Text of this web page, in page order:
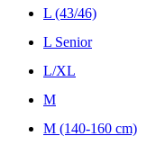
L (43/46)
L Senior
L/XL
M
M (140-160 cm)